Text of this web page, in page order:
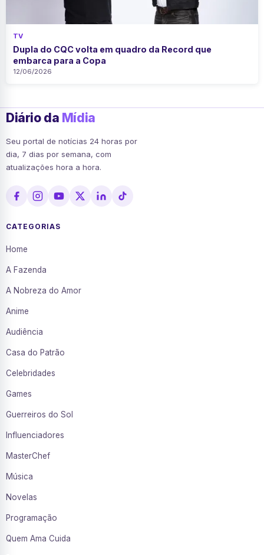
TV
Dupla do CQC volta em quadro da Record que
embarca para a Copa
12/06/2026
Diário da Mídia
Seu portal de notícias 24 horas por
dia, 7 dias por semana, com
atualizações hora a hora.
CATEGORIAS
Home
A Fazenda
A Nobreza do Amor
Anime
Audiência
Casa do Patrão
Celebridades
Games
Guerreiros do Sol
Influenciadores
MasterChef
Música
Novelas
Programação
Quem Ama Cuida